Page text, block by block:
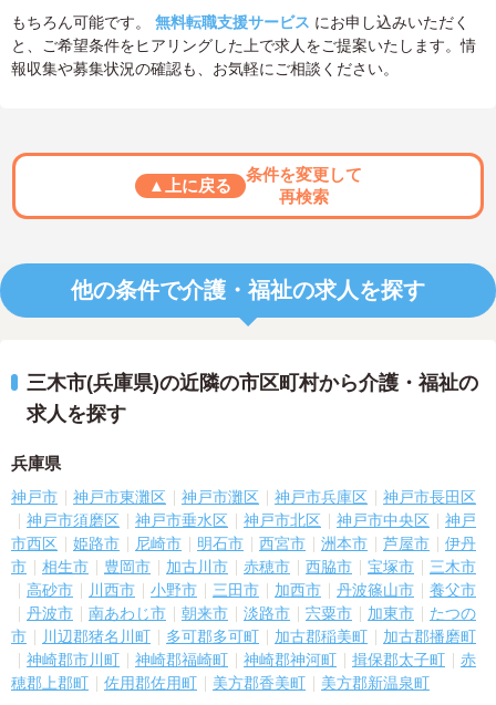
もちろん可能です。 無料転職支援サービス にお申し込みいただく
と、ご希望条件をヒアリングした上で求人をご提案いたします。情
報収集や募集状況の確認も、お気軽にご相談ください。
▲上に戻る
条件を変更して
再検索
他の条件で介護・福祉の求人を探す
三木市(兵庫県)の近隣の市区町村から介護・福祉の
求人を探す
兵庫県
神戸市 神戸市東灘区 神戸市灘区 神戸市兵庫区
神戸市長田区
神戸市須磨区
神戸市垂水区 神戸市北区 神戸市中央区
神戸
市西区
姫路市 尼崎市 明石市 西宮市 洲本市 芦屋市
伊丹
市
相生市 豊岡市 加古川市 赤穂市 西脇市 宝塚市
三木市
高砂市
川西市 小野市 三田市 加西市 丹波篠山市
養父市
丹波市
南あわじ市 朝来市 淡路市 宍粟市 加東市
たつの
市
川辺郡猪名川町 多可郡多可町 加古郡稲美町
加古郡播磨町
神崎郡市川町
神崎郡福崎町 神崎郡神河町 揖保郡太子町
赤
穂郡上郡町
佐用郡佐用町 美方郡香美町 美方郡新温泉町